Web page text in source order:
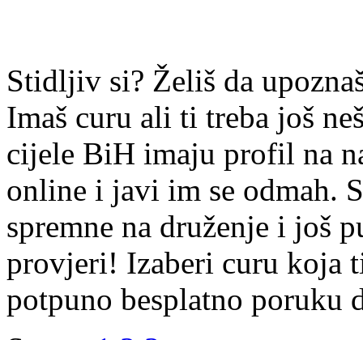
Stidljiv si? Želiš da
Imaš curu ali ti treba još
cijele BiH imaju profil na
online i javi im se odmah.
spremne na druženje i još
provjeri! Izaberi curu koja
potpuno besplatno poruku